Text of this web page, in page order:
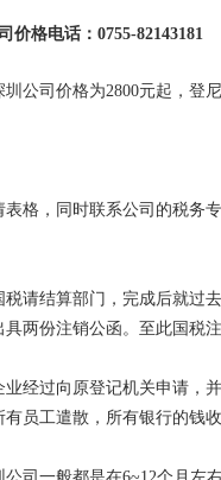
价格电话：0755-82143181
公司价格为2800元起，登
格，同时联系公司的税务
请结算部门，完成后就过
两份注销公函。至此国税注
经过向原登记机关申请，
员工遣散，所有银行的钱